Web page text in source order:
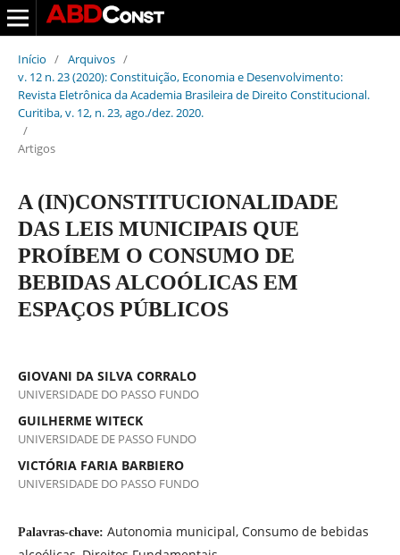
Início / Arquivos /
v. 12 n. 23 (2020): Constituição, Economia e Desenvolvimento:
Revista Eletrônica da Academia Brasileira de Direito Constitucional.
Curitiba, v. 12, n. 23, ago./dez. 2020.
/
Artigos
A (IN)CONSTITUCIONALIDADE
DAS LEIS MUNICIPAIS QUE
PROÍBEM O CONSUMO DE
BEBIDAS ALCOÓLICAS EM
ESPAÇOS PÚBLICOS
GIOVANI DA SILVA CORRALO
UNIVERSIDADE DO PASSO FUNDO
GUILHERME WITECK
UNIVERSIDADE DE PASSO FUNDO
VICTÓRIA FARIA BARBIERO
UNIVERSIDADE DO PASSO FUNDO
Palavras-chave: Autonomia municipal, Consumo de bebidas